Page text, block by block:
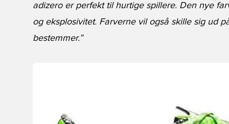
adizero er perfekt til hurtige spillere. Den nye
og eksplosivitet. Farverne vil også skille sig ud
bestemmer.”